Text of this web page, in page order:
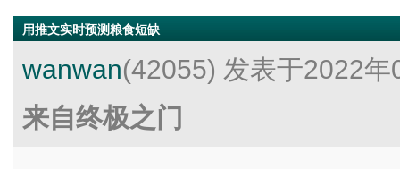
用推文实时预测粮食短缺
wanwan(42055) 发表于2022
来自终极之门